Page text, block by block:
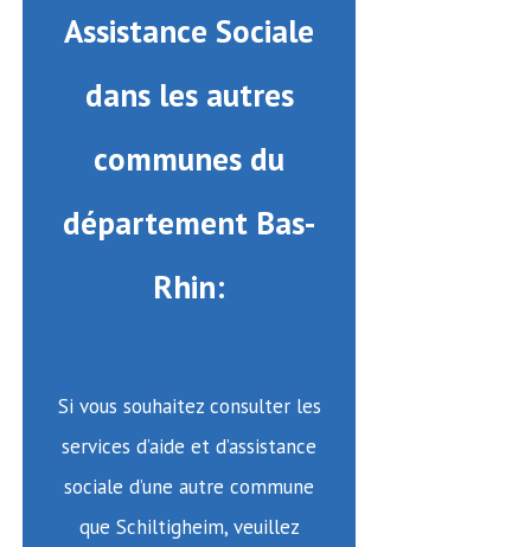
Assistance Sociale
dans les autres
communes du
département Bas-
Rhin:
Si vous souhaitez consulter les
services d’aide et d’assistance
sociale d’une autre commune
que Schiltigheim, veuillez